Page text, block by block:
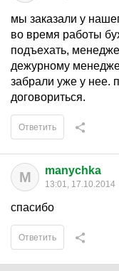
мы заказали у
во время работы
подъехать,
дежурному
забрали уже у нее.
договориться.
Ответить
M manychka
13:01, 17.10.2014
спасибо
Ответить